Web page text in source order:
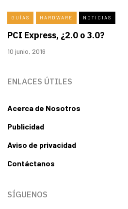
GUÍAS HARDWARE NOTICIAS
PCI Express, ¿2.0 o 3.0?
10 junio, 2016
ENLACES ÚTILES
Acerca de Nosotros
Publicidad
Aviso de privacidad
Contáctanos
SÍGUENOS